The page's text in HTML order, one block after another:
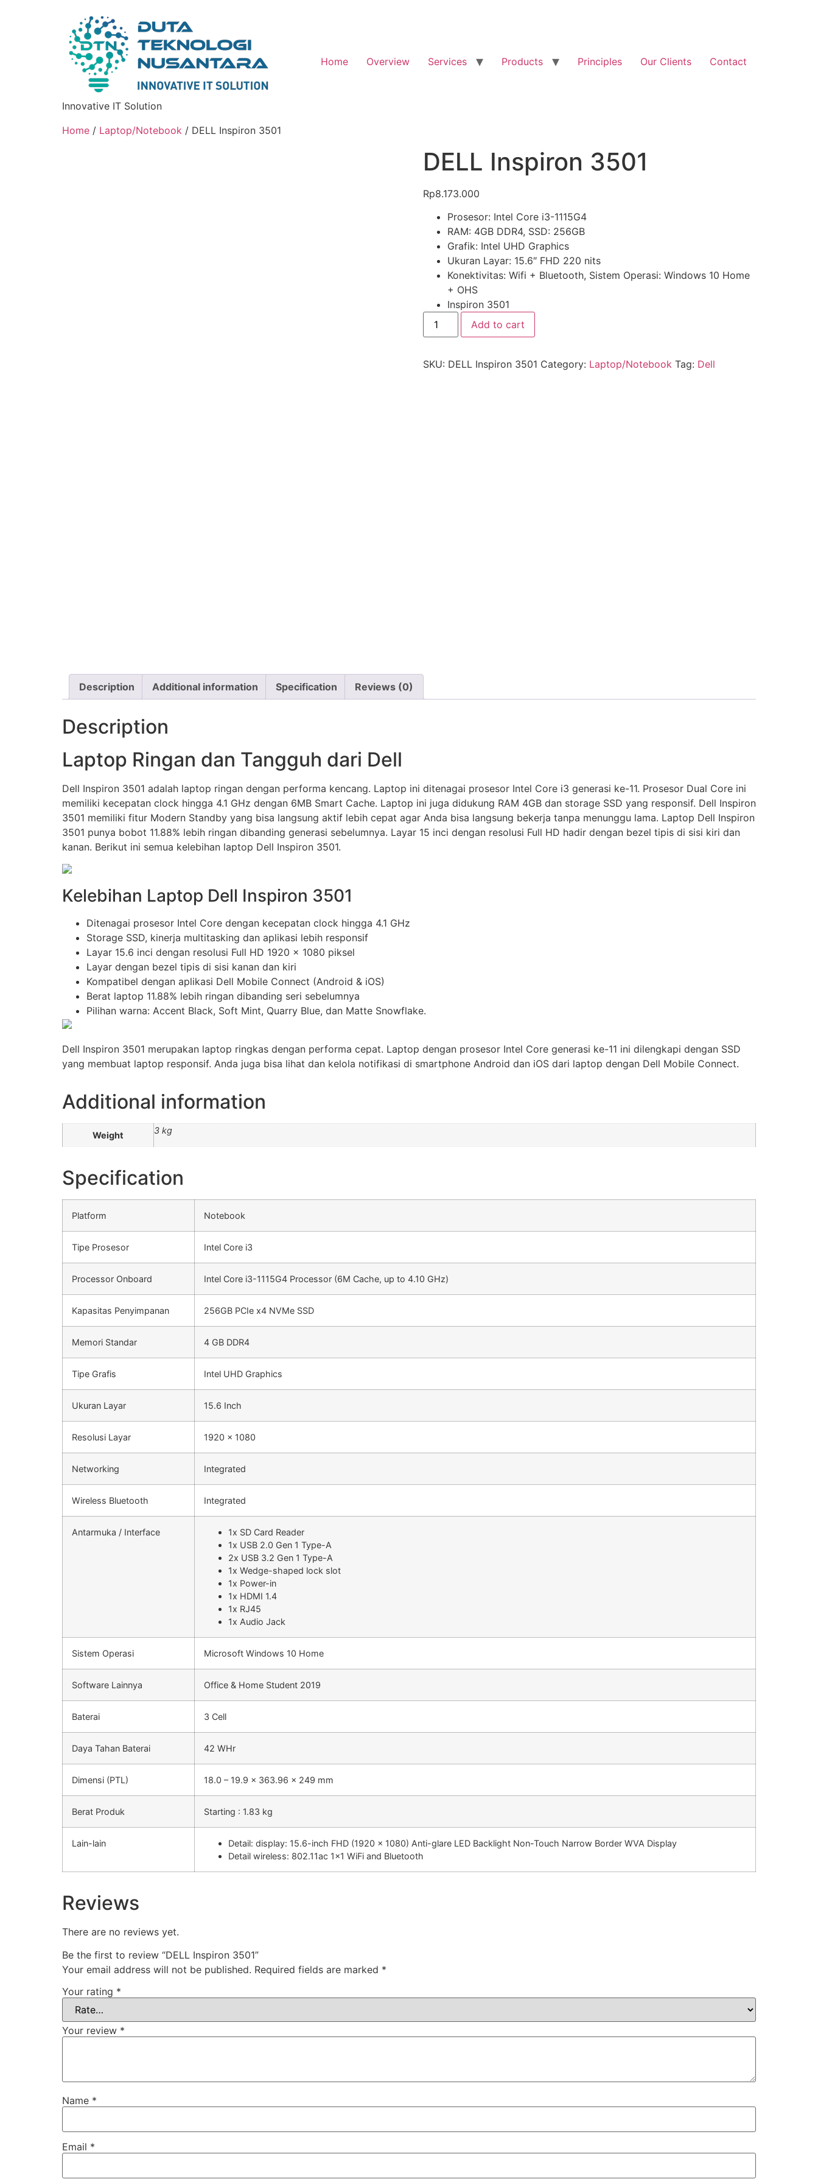
Innovative IT Solution
Home Overview Services Products Principles Our Clients Contact
Home / Laptop/Notebook / DELL Inspiron 3501
DELL Inspiron 3501
Rp8.173.000
Prosesor: Intel Core i3-1115G4
RAM: 4GB DDR4, SSD: 256GB
Grafik: Intel UHD Graphics
Ukuran Layar: 15.6″ FHD 220 nits
Konektivitas: Wifi + Bluetooth, Sistem Operasi: Windows 10 Home
+ OHS
Inspiron 3501
Add to cart
SKU: DELL Inspiron 3501 Category: Laptop/Notebook Tag: Dell
Description Additional information Specification Reviews (0)
Description
Laptop Ringan dan Tangguh dari Dell
Dell Inspiron 3501 adalah laptop ringan dengan performa kencang. Laptop ini ditenagai prosesor Intel Core i3 generasi ke-11. Prosesor Dual Core ini
memiliki kecepatan clock hingga 4.1 GHz dengan 6MB Smart Cache. Laptop ini juga didukung RAM 4GB dan storage SSD yang responsif. Dell Inspiron
3501 memiliki fitur Modern Standby yang bisa langsung aktif lebih cepat agar Anda bisa langsung bekerja tanpa menunggu lama. Laptop Dell Inspiron
3501 punya bobot 11.88% lebih ringan dibanding generasi sebelumnya. Layar 15 inci dengan resolusi Full HD hadir dengan bezel tipis di sisi kiri dan
kanan. Berikut ini semua kelebihan laptop Dell Inspiron 3501.
Kelebihan Laptop Dell Inspiron 3501
Ditenagai prosesor Intel Core dengan kecepatan clock hingga 4.1 GHz
Storage SSD, kinerja multitasking dan aplikasi lebih responsif
Layar 15.6 inci dengan resolusi Full HD 1920 x 1080 piksel
Layar dengan bezel tipis di sisi kanan dan kiri
Kompatibel dengan aplikasi Dell Mobile Connect (Android & iOS)
Berat laptop 11.88% lebih ringan dibanding seri sebelumnya
Pilihan warna: Accent Black, Soft Mint, Quarry Blue, dan Matte Snowflake.
Dell Inspiron 3501 merupakan laptop ringkas dengan performa cepat. Laptop dengan prosesor Intel Core generasi ke-11 ini dilengkapi dengan SSD
yang membuat laptop responsif. Anda juga bisa lihat dan kelola notifikasi di smartphone Android dan iOS dari laptop dengan Dell Mobile Connect.
Additional information
Weight 3 kg
Specification
Platform Notebook
Tipe Prosesor Intel Core i3
Processor Onboard Intel Core i3-1115G4 Processor (6M Cache, up to 4.10 GHz)
Kapasitas Penyimpanan 256GB PCIe x4 NVMe SSD
Memori Standar 4 GB DDR4
Tipe Grafis Intel UHD Graphics
Ukuran Layar 15.6 Inch
Resolusi Layar 1920 x 1080
Networking Integrated
Wireless Bluetooth Integrated
Antarmuka / Interface
1x SD Card Reader
1x USB 2.0 Gen 1 Type-A
2x USB 3.2 Gen 1 Type-A
1x Wedge-shaped lock slot
1x Power-in
1x HDMI 1.4
1x RJ45
1x Audio Jack
Sistem Operasi Microsoft Windows 10 Home
Software Lainnya Office & Home Student 2019
Baterai 3 Cell
Daya Tahan Baterai 42 WHr
Dimensi (PTL) 18.0 – 19.9 x 363.96 x 249 mm
Berat Produk Starting : 1.83 kg
Lain-lain
Detail: display: 15.6-inch FHD (1920 x 1080) Anti-glare LED Backlight Non-Touch Narrow Border WVA Display
Detail wireless: 802.11ac 1×1 WiFi and Bluetooth
Reviews
There are no reviews yet.
Be the first to review “DELL Inspiron 3501”
Your email address will not be published. Required fields are marked *
Your rating *
Your review *
Name *
Email *